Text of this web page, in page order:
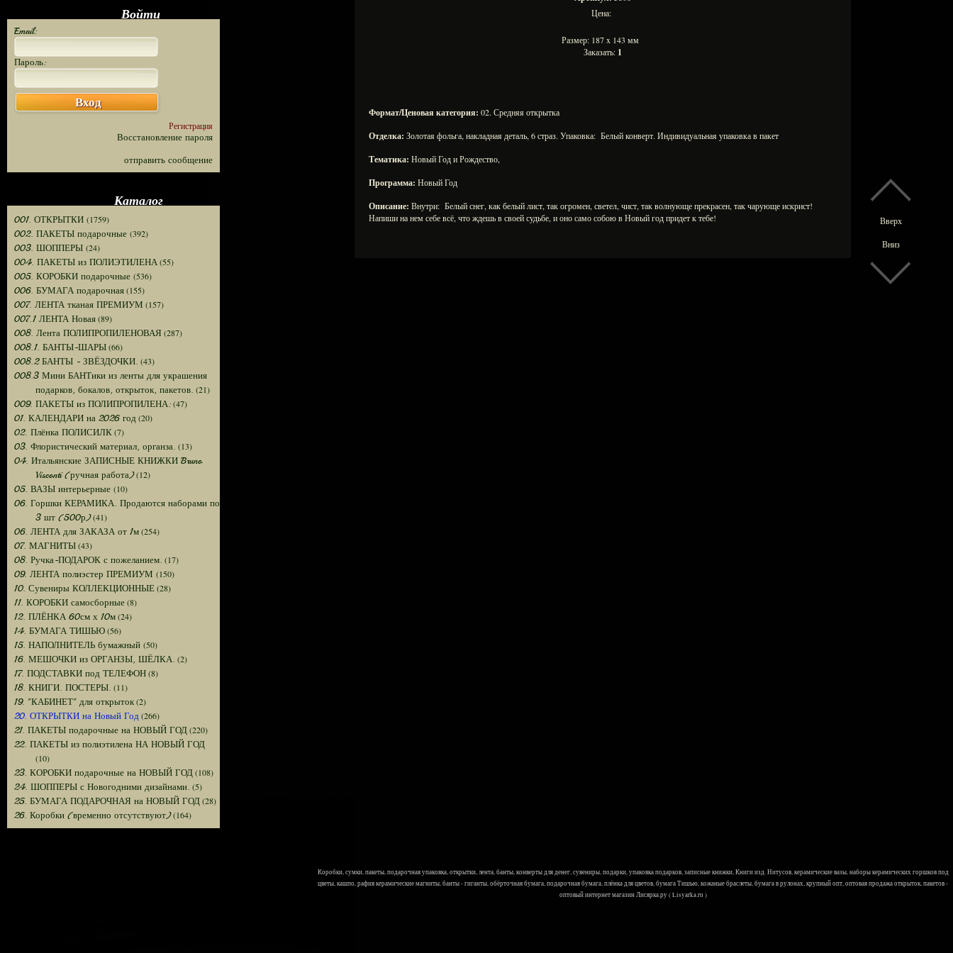
Вверх
Вниз
Войти
Email:
Пароль:
Вход
Регистрация
Восстановление пароля
отправить сообщение
Каталог
001. ОТКРЫТКИ (1759)
002. ПАКЕТЫ подарочные (392)
003. ШОППЕРЫ (24)
004. ПАКЕТЫ из ПОЛИЭТИЛЕНА(55)
005. КОРОБКИ подарочные (536)
006. БУМАГА подарочная(155)
007. ЛЕНТА тканая ПРЕМИУМ (157)
007.1 ЛЕНТА Новая(89)
008. Лента ПОЛИПРОПИЛЕНОВАЯ (287)
008.1. БАНТЫ-ШАРЫ(66)
008.2 БАНТЫ - ЗВЁЗДОЧКИ. (43)
008.3 Мини БАНТики из ленты для украшения
подарков, бокалов, открыток, пакетов. (21)
009. ПАКЕТЫ из ПОЛИПРОПИЛЕНА:(47)
01. КАЛЕНДАРИ на 2026 год (20)
02. Плёнка ПОЛИСИЛК(7)
03. Флористический материал, органза. (13)
04. Итальянские ЗАПИСНЫЕ КНИЖКИ Bruno
Visconti (ручная работа)(12)
05. ВАЗЫ интерьерные (10)
06. Горшки КЕРАМИКА. Продаются наборами по
3 шт (500р)(41)
06. ЛЕНТА для ЗАКАЗА от 1м(254)
07. МАГНИТЫ(43)
08. Ручка-ПОДАРОК с пожеланием. (17)
09. ЛЕНТА полиэстер ПРЕМИУМ (150)
10. Сувениры КОЛЛЕКЦИОННЫЕ(28)
11. КОРОБКИ самосборные(8)
12. ПЛЁНКА 60см х 10м(24)
14. БУМАГА ТИШЬЮ(56)
15. НАПОЛНИТЕЛЬ бумажный (50)
16. МЕШОЧКИ из ОРГАНЗЫ, ШЁЛКА. (2)
17. ПОДСТАВКИ под ТЕЛЕФОН(8)
18. КНИГИ. ПОСТЕРЫ. (11)
19. "КАБИНЕТ" для открыток(2)
20. ОТКРЫТКИ на Новый Год (266)
21. ПАКЕТЫ подарочные на НОВЫЙ ГОД(220)
22. ПАКЕТЫ из полиэтилена НА НОВЫЙ ГОД
(10)
23. КОРОБКИ подарочные на НОВЫЙ ГОД(108)
24. ШОППЕРЫ с Новогодними дизайнами. (5)
25. БУМАГА ПОДАРОЧНАЯ на НОВЫЙ ГОД(28)
26. Коробки (временно отсутствуют)(164)
Цена:
Размер: 187 x 143 мм
Заказать: 1
Формат/Ценовая категория: 02. Средняя открытка
Отделка: Золотая фольга, накладная деталь, 6 страз. Упаковка: Белый конверт. Индивидуальная упаковка в пакет
Тематика: Новый Год и Рождество,
Программа: Новый Год
Описание: Внутри: Белый снег, как белый лист, так огромен, светел, чист, так волнующе прекрасен, так чарующе искрист!
Напиши на нем себе всё, что ждешь в своей судьбе, и оно само собою в Новый год придет к тебе!
Коробки, сумки, пакеты, подарочная упаковка, открытки, лента, банты, конверты для денег, сувениры, подарки, упаковка подарков, записные книжки, Книги изд. Нитусов, керамические вазы, наборы керамических горшков под
цветы, кашпо, рафия керамические магниты, банты - гиганты, обёрточная бумага, подарочная бумага, плёнка для цветов, бумага Тишью, кожаные браслеты, бумага в рулонах, крупный опт, оптовая продажа открыток, пакетов -
оптовый интернет магазин Лисярка.ру ( Lisyarka.ru )